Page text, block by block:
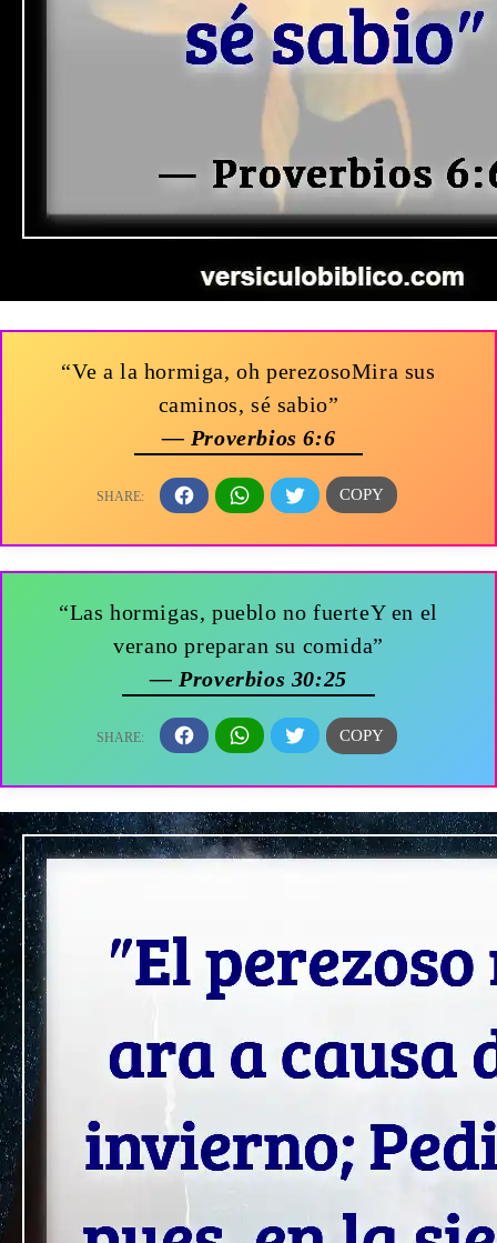
“Ve a la hormiga, oh perezosoMira sus
caminos, sé sabio”
— Proverbios 6:6
“Las hormigas, pueblo no fuerteY en el
verano preparan su comida”
— Proverbios 30:25